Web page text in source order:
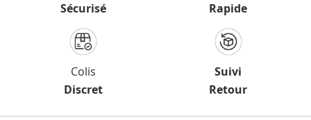
Sécurisé
Rapide
Colis
Discret
Suivi
Retour